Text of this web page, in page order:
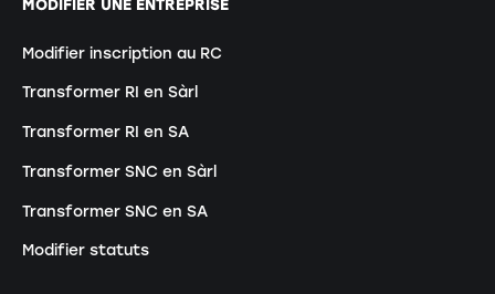
MODIFIER UNE ENTREPRISE
Modifier inscription au RC
Transformer RI en Sàrl
Transformer RI en SA
Transformer SNC en Sàrl
Transformer SNC en SA
Modifier statuts